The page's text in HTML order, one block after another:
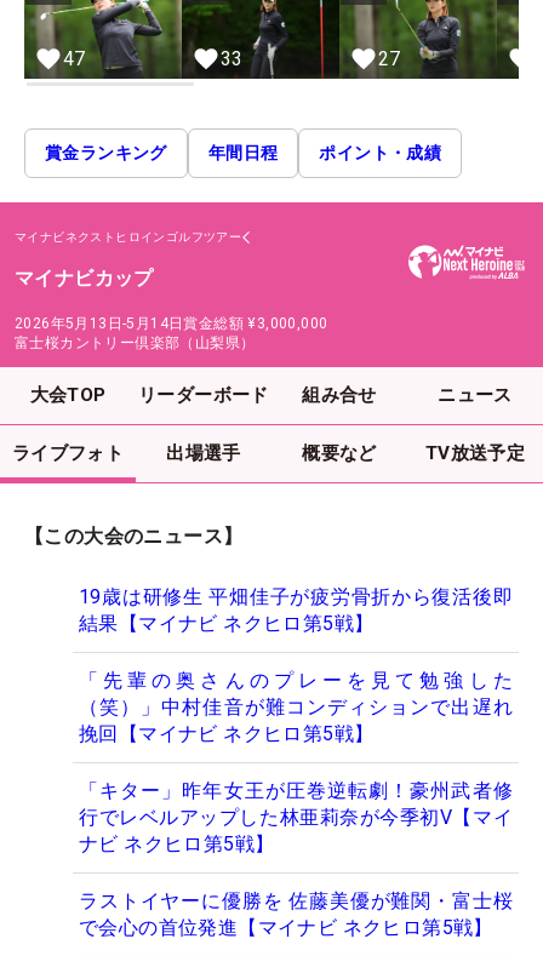
47 33 27
賞金ランキング 年間日程 ポイント・成績
マイナビネクストヒロインゴルフツアー
マイナビカップ
2026年5月13日-5月14日賞金総額 ¥3,000,000
富士桜カントリー倶楽部（山梨県）
大会TOP リーダーボード 組み合せ ニュース
ライブフォト 出場選手 概要など TV放送予定
【この大会のニュース】
19歳は研修生 平畑佳子が疲労骨折から復活後即
結果【マイナビ ネクヒロ第5戦】
「先輩の奥さんのプレーを見て勉強した
（笑）」中村佳音が難コンディションで出遅れ
挽回【マイナビ ネクヒロ第5戦】
「キター」昨年女王が圧巻逆転劇！豪州武者修
行でレベルアップした林亜莉奈が今季初V【マイ
ナビ ネクヒロ第5戦】
ラストイヤーに優勝を 佐藤美優が難関・富士桜
で会心の首位発進【マイナビ ネクヒロ第5戦】